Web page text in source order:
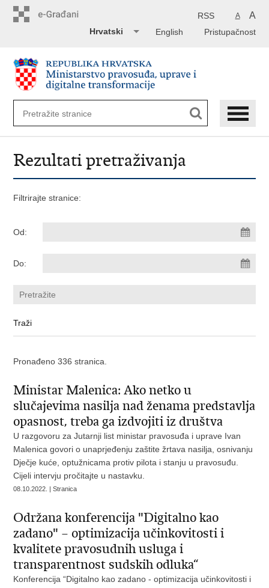
A A
RSS
Pristupačnost
English
Hrvatski
Rezultati pretraživanja
Filtrirajte stranice:
Od:
Do:
Pronađeno 336 stranica.
Ministar Malenica: Ako netko u
slučajevima nasilja nad ženama predstavlja
opasnost, treba ga izdvojiti iz društva
U razgovoru za Jutarnji list ministar pravosuđa i uprave Ivan
Malenica govori o unaprjeđenju zaštite žrtava nasilja, osnivanju
Dječje kuće, optužnicama protiv pilota i stanju u pravosuđu.
Cijeli intervju pročitajte u nastavku.
08.10.2022. | Stranica
Održana konferencija "Digitalno kao
zadano" – optimizacija učinkovitosti i
kvalitete pravosudnih usluga i
transparentnost sudskih odluka“
Konferencija “Digitalno kao zadano - optimizacija učinkovitosti i